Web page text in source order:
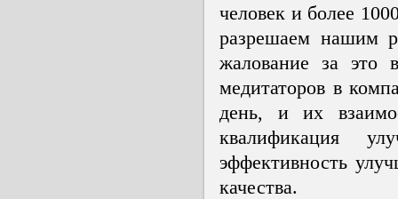
человек и более
разрешаем нашим
жалование за это
медитаторов в
день, и их
квалификация
эффективность
качества.